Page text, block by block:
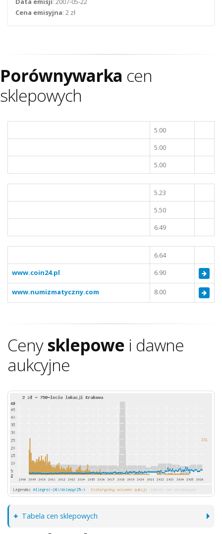
Cena emisyjna: 2 zł
Porównywarka cen
sklepowych
5.00
5.00
5.00
5.23
5.50
6.49
6.64
www.coin24.pl
6.90
www.numizmatyczny.com 8.00
Cenysklepowe i dawne
aukcyjne
Tabela cen sklepowych